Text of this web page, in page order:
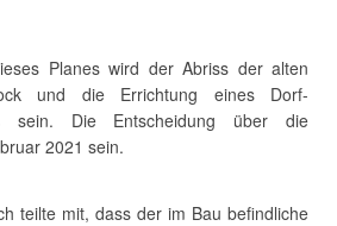
Planes wird der Abriss der alten
und die Errichtung eines Dorf-
sein. Die Entscheidung über die
2021 sein.
teilte mit, dass der im Bau befindliche